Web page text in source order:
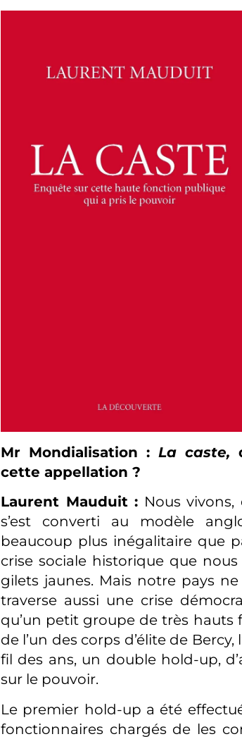
Mr Mondialisation : La caste,
cette appellation ?
Laurent Mauduit : Nous
s’est converti au modèle
beaucoup plus inégalitaire que
crise sociale historique que
gilets jaunes. Mais notre pays
traverse aussi une crise
qu’un petit groupe de très hauts
de l’un des corps d’élite de
fil des ans, un double hold-up,
sur le pouvoir.
Le premier hold-up a été
fonctionnaires chargés de les